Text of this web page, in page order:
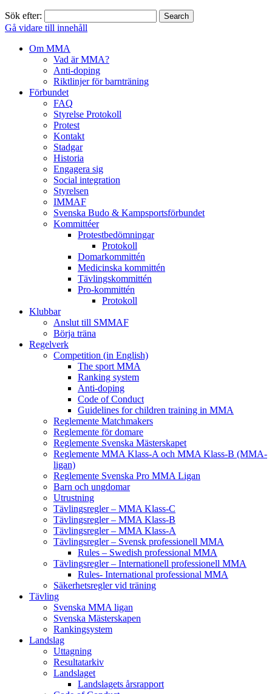
Sök efter:
Gå vidare till innehåll
Om MMA
Vad är MMA?
Anti-doping
Riktlinjer för barnträning
Förbundet
FAQ
Styrelse Protokoll
Protest
Kontakt
Stadgar
Historia
Engagera sig
Social integration
Styrelsen
IMMAF
Svenska Budo & Kampsportsförbundet
Kommittéer
Protestbedömningar
Protokoll
Domarkommittén
Medicinska kommittén
Tävlingskommittén
Pro-kommittén
Protokoll
Klubbar
Anslut till SMMAF
Börja träna
Regelverk
Competition (in English)
The sport MMA
Ranking system
Anti-doping
Code of Conduct
Guidelines for children training in MMA
Reglemente Matchmakers
Reglemente för domare
Reglemente Svenska Mästerskapet
Reglemente MMA Klass-A och MMA Klass-B (MMA-
ligan)
Reglemente Svenska Pro MMA Ligan
Barn och ungdomar
Utrustning
Tävlingsregler – MMA Klass-C
Tävlingsregler – MMA Klass-B
Tävlingsregler – MMA Klass-A
Tävlingsregler – Svensk professionell MMA
Rules – Swedish professional MMA
Tävlingsregler – Internationell professionell MMA
Rules- International professional MMA
Säkerhetsregler vid träning
Tävling
Svenska MMA ligan
Svenska Mästerskapen
Rankingsystem
Landslag
Uttagning
Resultatarkiv
Landslaget
Landslagets årsrapport